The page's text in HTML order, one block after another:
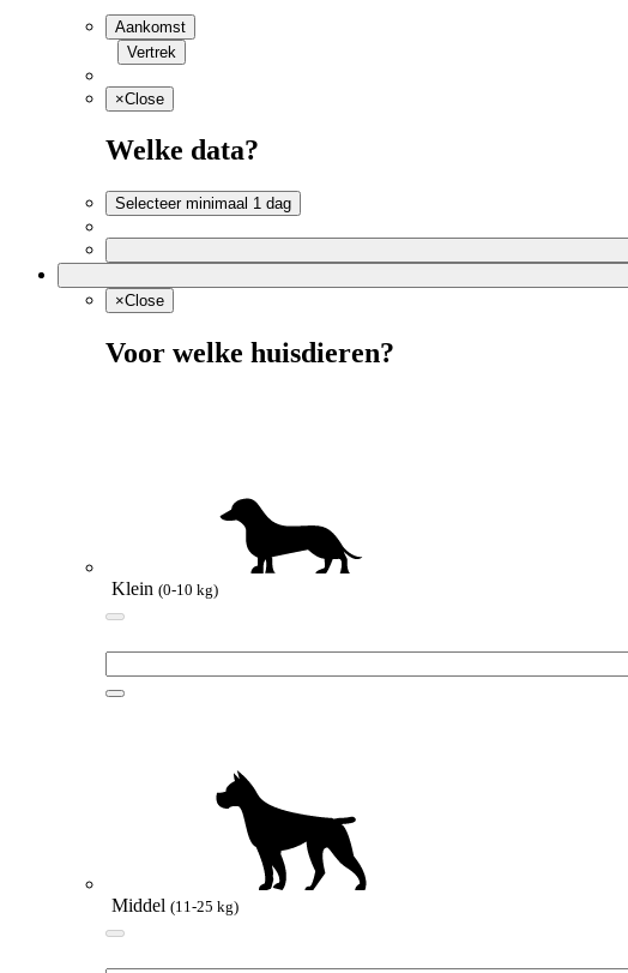
Aankomst
Vertrek
×Close
Welke data?
Selecteer minimaal 1 dag
×Close
Voor welke huisdieren?
Klein (0-10 kg)
Middel (11-25 kg)